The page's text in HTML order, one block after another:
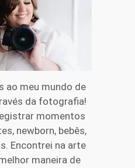
ao meu mundo de
da fotografia!
momentos
newborn, bebês,
Encontrei na arte
maneira de